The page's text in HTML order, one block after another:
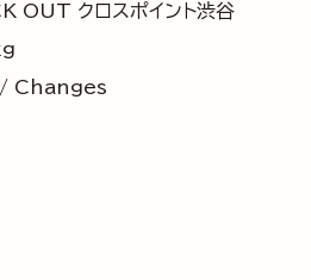
OUT クロスポイント渋谷
Changes